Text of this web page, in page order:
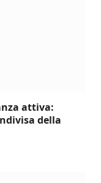
attiva:
della